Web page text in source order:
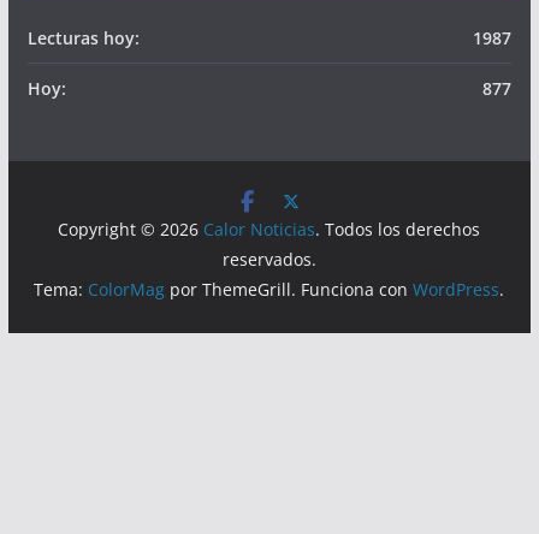
1987
Lecturas hoy:
877
Hoy:
Copyright © 2026 Calor Noticias. Todos los derechos
reservados.
Tema: ColorMag por ThemeGrill. Funciona conWordPress.